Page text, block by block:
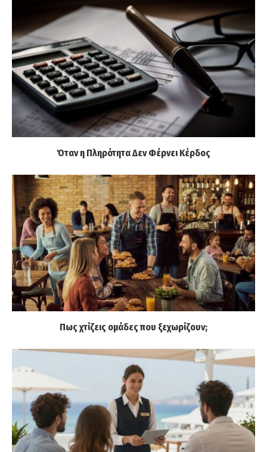
Όταν η Πληρότητα Δεν Φέρνει Κέρδος
Πως χτίζεις ομάδες που ξεχωρίζουν;